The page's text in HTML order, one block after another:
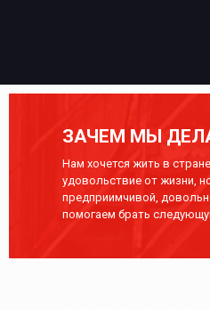
ЗАЧЕМ МЫ
Нам хочется жить в
удовольствие от жизни,
предприимчивой,
помогаем брать